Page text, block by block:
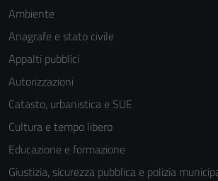
Ambiente
Anagrafe e stato civile
Appalti pubblici
Autorizzazioni
Catasto, urbanistica e SUE
Cultura e tempo libero
Educazione e formazione
Giustizia, sicurezza pubblica e polizia